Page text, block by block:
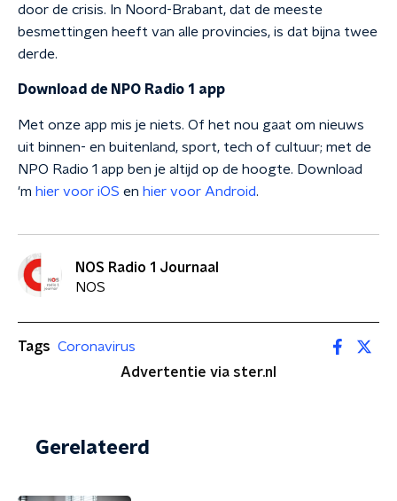
door de crisis. In Noord-Brabant, dat de meeste
besmettingen heeft van alle provincies, is dat bijna twee
derde.
Download de NPO Radio 1 app
Met onze app mis je niets. Of het nou gaat om nieuws
uit binnen- en buitenland, sport, tech of cultuur; met de
NPO Radio 1 app ben je altijd op de hoogte. Download
'm hier voor iOS en hier voor Android.
NOS Radio 1 Journaal
NOS
Tags Coronavirus
Advertentie via ster.nl
Gerelateerd